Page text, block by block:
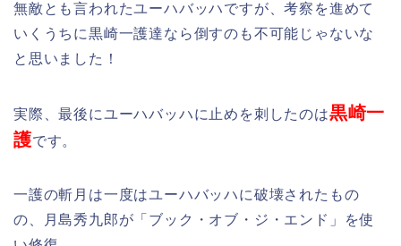
無敵とも言われたユーハバッハですが、考察を進めて
いくうちに黒崎一護達なら倒すのも不可能じゃないな
と思いました！
実際、最後にユーハバッハに止めを刺したのは黒崎一
護です。
一護の斬月は一度はユーハバッハに破壊されたもの
の、月島秀九郎が「ブック・オブ・ジ・エンド」を使